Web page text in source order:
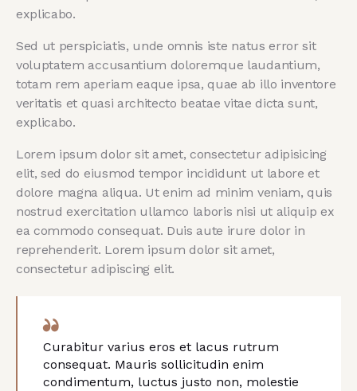
explicabo.
Sed ut perspiciatis, unde omnis iste natus error sit
voluptatem accusantium doloremque laudantium,
totam rem aperiam eaque ipsa, quae ab illo inventore
veritatis et quasi architecto beatae vitae dicta sunt,
explicabo.
Lorem ipsum dolor sit amet, consectetur adipisicing
elit, sed do eiusmod tempor incididunt ut labore et
dolore magna aliqua. Ut enim ad minim veniam, quis
nostrud exercitation ullamco laboris nisi ut aliquip ex
ea commodo consequat. Duis aute irure dolor in
reprehenderit. Lorem ipsum dolor sit amet,
consectetur adipiscing elit.
Curabitur varius eros et lacus rutrum
consequat. Mauris sollicitudin enim
condimentum, luctus justo non, molestie